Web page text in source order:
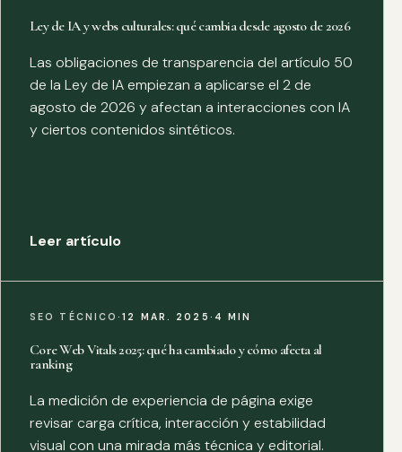
Ley de IA y webs culturales: qué cambia desde agosto de 2026
Las obligaciones de transparencia del artículo 50
de la Ley de IA empiezan a aplicarse el 2 de
agosto de 2026 y afectan a interacciones con IA
y ciertos contenidos sintéticos.
Leer artículo
SEO TÉCNICO·12 MAR. 2025 · 4 MIN
Core Web Vitals 2025: qué ha cambiado y cómo afecta al
ranking
La medición de experiencia de página exige
revisar carga crítica, interacción y estabilidad
visual con una mirada más técnica y editorial.